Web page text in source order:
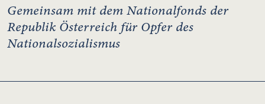
Gemeinsam mit dem Nationalfonds der
Republik Österreich für Opfer des
Nationalsozialismus